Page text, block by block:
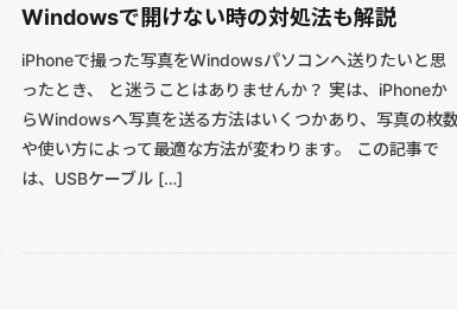
Windowsで開けない時の対処法も解説
iPhoneで撮った写真をWindowsパソコンへ送りたいと思
ったとき、 と迷うことはありませんか？ 実は、iPhoneか
らWindowsへ写真を送る方法はいくつかあり、写真の枚数
や使い方によって最適な方法が変わります。 この記事で
は、USBケーブル […]